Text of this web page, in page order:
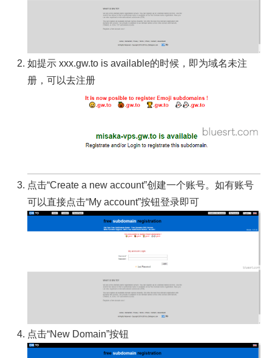
如提示 xxx.gw.to is available的时候，即为域名未注
册，可以去注册
点击“Create a new account”创建一个账号。如有账号
可以直接点击“My account”按钮登录即可
点击“New Domain”按钮